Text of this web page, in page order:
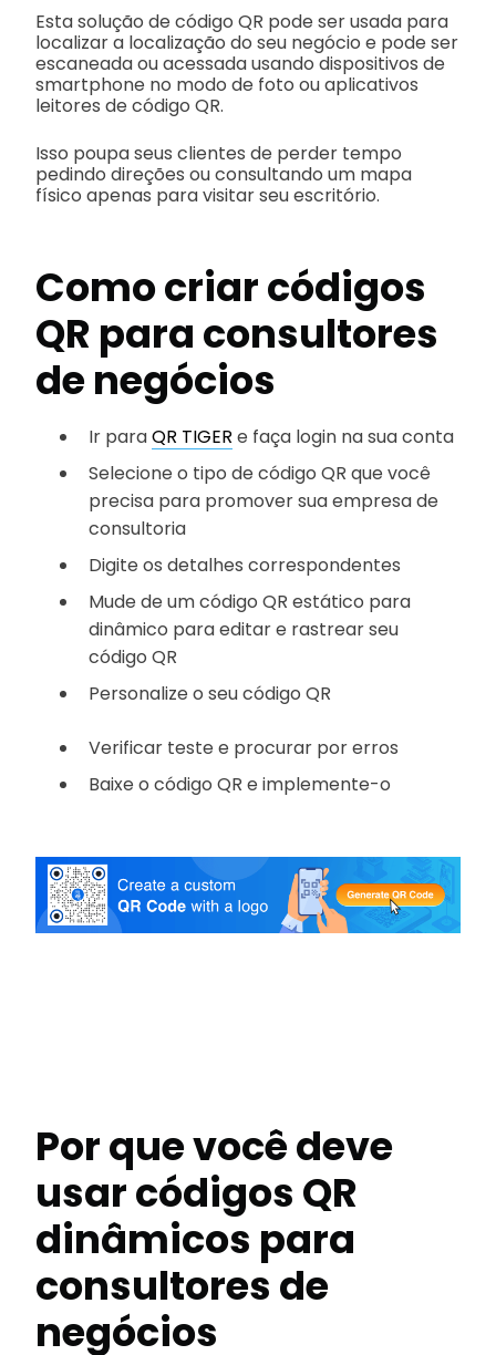
Esta solução de código QR pode ser usada para
localizar a localização do seu negócio e pode ser
escaneada ou acessada usando dispositivos de
smartphone no modo de foto ou aplicativos
leitores de código QR.
Isso poupa seus clientes de perder tempo
pedindo direções ou consultando um mapa
físico apenas para visitar seu escritório.
Como criar códigos
QR para consultores
de negócios
Ir paraQR TIGER e faça login na sua conta
Selecione o tipo de código QR que você
precisa para promover sua empresa de
consultoria
Digite os detalhes correspondentes
Mude de um código QR estático para
dinâmico para editar e rastrear seu
código QR
Personalize o seu código QR
Verificar teste e procurar por erros
Baixe o código QR e implemente-o
Por que você deve
usar códigos QR
dinâmicos para
consultores de
negócios